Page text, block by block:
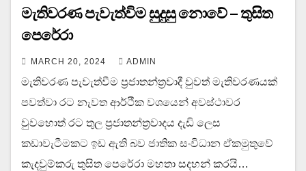
මැතිවරණ පැවැත්විම සුදුසු නොවේ – තුසිත
පෙරේරා
MARCH 20, 2024 ADMIN
මැතිවරණ පැවැත්වීම ප්‍රජාතන්ත්‍රවාදී වුවත් මැතිවරණයක්
පවත්වා රට නැවත ආර්ථික වශයෙන් අවස්ථාවර
වුවහොත් රට තුල ප්‍රජාතන්ත්‍රවාදය දැඩි ලෙස
කඩාවැටීමකට ඉඩ ඇති බව ජාතික සංවිධාන ඒකමුතුවේ
කැදවුම්කරු තුසිත පෙරේරා මහතා සදහන් කරයි…